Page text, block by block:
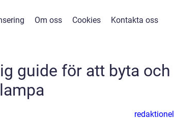
Om oss Cookies Kontakta oss
guide för att byta och
redaktionel